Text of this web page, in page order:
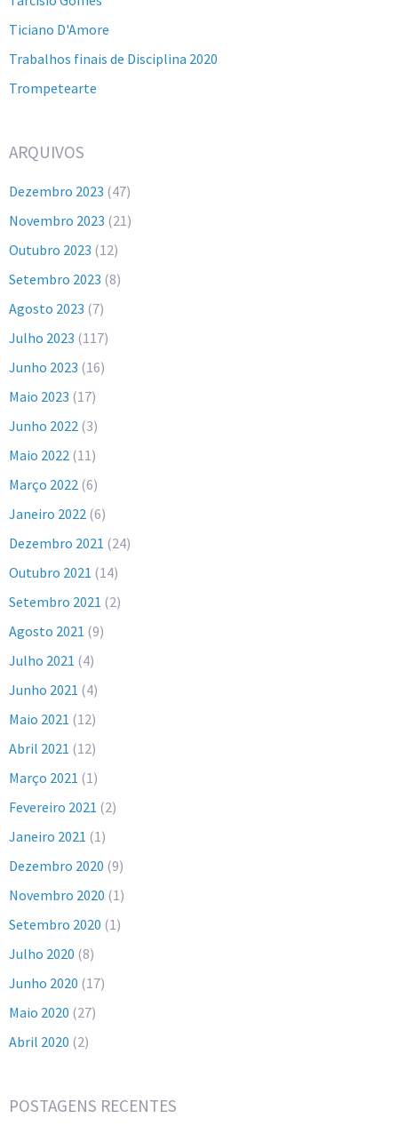
Ticiano D'Amore
Trabalhos finais de Disciplina 2020
Trompetearte
ARQUIVOS
Dezembro 2023 (47)
Novembro 2023 (21)
Outubro 2023 (12)
Setembro 2023 (8)
Agosto 2023 (7)
Julho 2023 (117)
Junho 2023 (16)
Maio 2023 (17)
Junho 2022 (3)
Maio 2022 (11)
Março 2022 (6)
Janeiro 2022 (6)
Dezembro 2021 (24)
Outubro 2021 (14)
Setembro 2021 (2)
Agosto 2021 (9)
Julho 2021 (4)
Junho 2021 (4)
Maio 2021 (12)
Abril 2021 (12)
Março 2021 (1)
Fevereiro 2021 (2)
Janeiro 2021 (1)
Dezembro 2020 (9)
Novembro 2020 (1)
Setembro 2020 (1)
Julho 2020 (8)
Junho 2020 (17)
Maio 2020 (27)
Abril 2020 (2)
POSTAGENS RECENTES